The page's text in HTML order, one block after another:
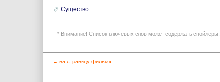
Существо
* Внимание! Список ключевых слов может содержать
← на страницу фильма